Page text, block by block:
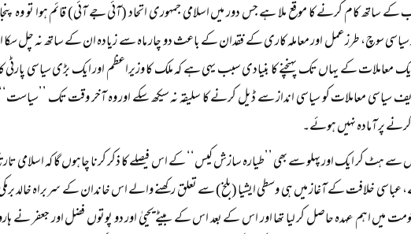
ساتھ کام کرنے کا موقع ملا ہے جس دور میں اسلامی جمہوری اتحاد (آئی جے آئی) قائم ہوا تو
سیاسی سوچ، طرزعمل اور معاملہ کاری کے فقدان کے باعث دو چار ماہ سے زیادہ ان کے ساتھ نہ چل سکا
معاملات کے یہاں تک پہنچنے کا بنیادی سبب یہی ہے کہ ملک کا وزیراعظم اور ایک بڑی سیاسی
سیاسی معاملات کو سیاسی انداز سے ڈیل کرنے کا سلیقہ نہ سیکھ سکے اور وہ آخر وقت تک
پر آمادہ نہیں ہوئے۔
سے ہٹ کر ایک اور پہلو سے بھی ’’طیارہ سازش کیس‘‘ کے اس فیصلے کا ذکر کرنا چاہوں گا کہ اسلامی
خلافت کے آغاز میں ہی وسطی ایشیا (بلخ) سے تعلق رکھنے والے اس خاندان کے سربراہ خالد
میں اہم عہدہ حاصل کر لیا تھا اور اس کے بعد اس کے بیٹے یحییٰ اور دو پوتوں فضل اور جعفر نے